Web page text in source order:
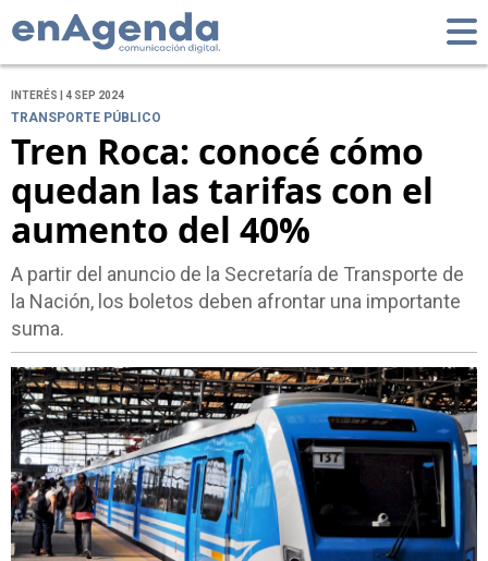
INTERÉS | 4 SEP 2024
TRANSPORTE PÚBLICO
Tren Roca: conocé cómo
quedan las tarifas con el
aumento del 40%
A partir del anuncio de la Secretaría de Transporte de
la Nación, los boletos deben afrontar una importante
suma.